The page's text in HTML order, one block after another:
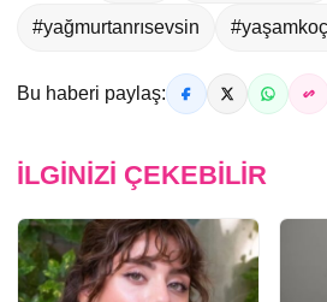
#yağmurtanrısevsin
Bu haberi paylaş:
İLGINIZI ÇEKEBILIR